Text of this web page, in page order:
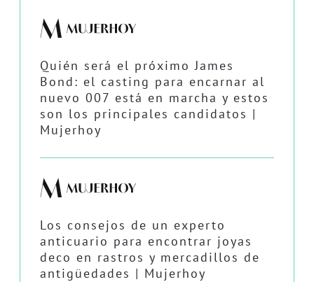
Quién será el próximo James
Bond: el casting para encarnar al
nuevo 007 está en marcha y estos
son los principales candidatos |
Mujerhoy
Los consejos de un experto
anticuario para encontrar joyas
deco en rastros y mercadillos de
antigüedades | Mujerhoy